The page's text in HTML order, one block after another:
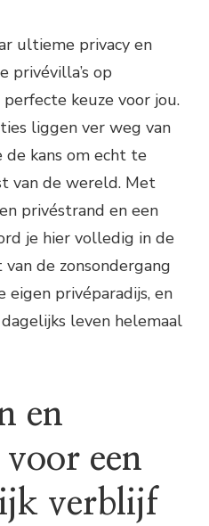
ultieme privacy en
privévilla’s op
keuze voor jou.
liggen ver weg van
kans om echt te
van de wereld. Met
privéstrand en een
je hier volledig in de
de zonsondergang
privéparadijs, en
leven helemaal
en
een
verblijf